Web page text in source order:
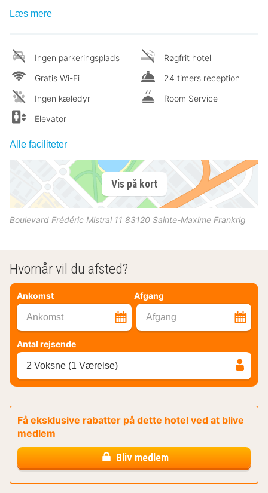
Læs mere
Ingen parkeringsplads
Gratis Wi-Fi
Ingen kæledyr
Elevator
Røgfrit hotel
24 timers reception
Room Service
Alle faciliteter
Vis på kort
Boulevard Frédéric Mistral 11 83120 Sainte-Maxime Frankrig
Hvornår vil du afsted?
Ankomst Afgang
Ankomst Afgang
Antal rejsende
2 Voksne (1 Værelse)
Få eksklusive rabatter på dette hotel ved at blive
medlem
Bliv medlem